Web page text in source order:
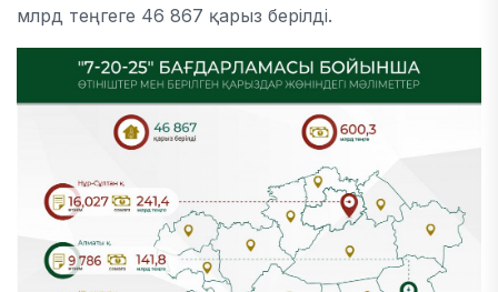
млрд теңгеге 46 867 қарыз берілді.